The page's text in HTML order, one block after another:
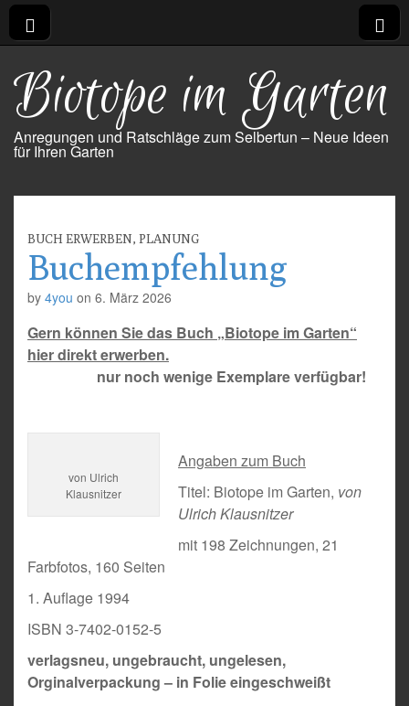
Biotope im Garten
Anregungen und Ratschläge zum Selbertun – Neue Ideen
für Ihren Garten
BUCH ERWERBEN, PLANUNG
Buchempfehlung
by 4you on 6. März 2026
Gern können Sie das Buch „Biotope im Garten“
hier direkt erwerben.
nur noch wenige Exemplare verfügbar!
von Ulrich
Klausnitzer
Angaben zum Buch
Titel: Biotope im Garten, von
Ulrich Klausnitzer
mit 198 Zeichnungen, 21
Farbfotos, 160 Seiten
1. Auflage 1994
ISBN 3-7402-0152-5
verlagsneu, ungebraucht, ungelesen,
Orginalverpackung – in Folie eingeschweißt